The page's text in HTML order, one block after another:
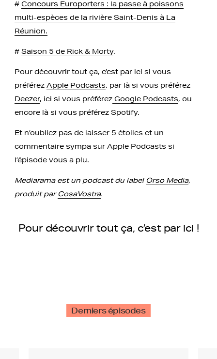
# Concours Europorters : la passe à poissons
multi-espèces de la rivière Saint-Denis à La
Réunion.
# Saison 5 de Rick & Morty.
Pour découvrir tout ça, c’est par ici si vous
préférez Apple Podcasts, par là si vous préférez
Deezer, ici si vous préférez Google Podcasts, ou
encore là si vous préférez Spotify.
Et n’oubliez pas de laisser 5 étoiles et un
commentaire sympa sur Apple Podcasts si
l’épisode vous a plu.
Mediarama est un podcast du label Orso Media,
produit parCosaVostra.
Pour découvrir tout ça, c’est par ici !
Derniers épisodes